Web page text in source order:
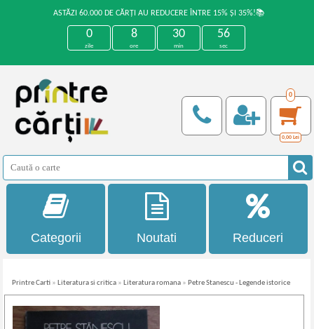
ASTĂZI 60.000 DE CĂRȚI AU REDUCERE ÎNTRE 15% ȘI 35%!📚
0
zile
8
ore
30
min
55
sec
0
0,00 Lei
Categorii Noutati Reduceri
Printre Carti » Literatura si critica » Literatura romana » Petre Stanescu - Legende istorice